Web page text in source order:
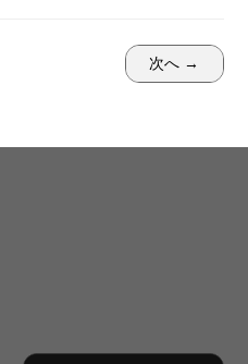
次へ →